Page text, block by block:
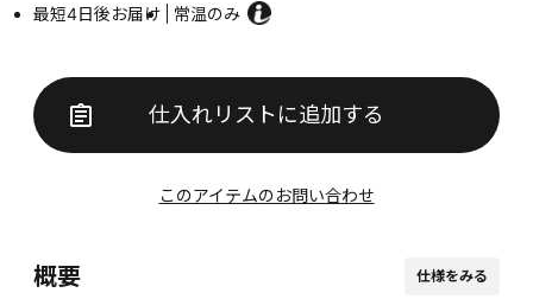
最短4日後お届け 常温のみ
仕入れリストに追加する
このアイテムのお問い合わせ
概要 仕様をみる